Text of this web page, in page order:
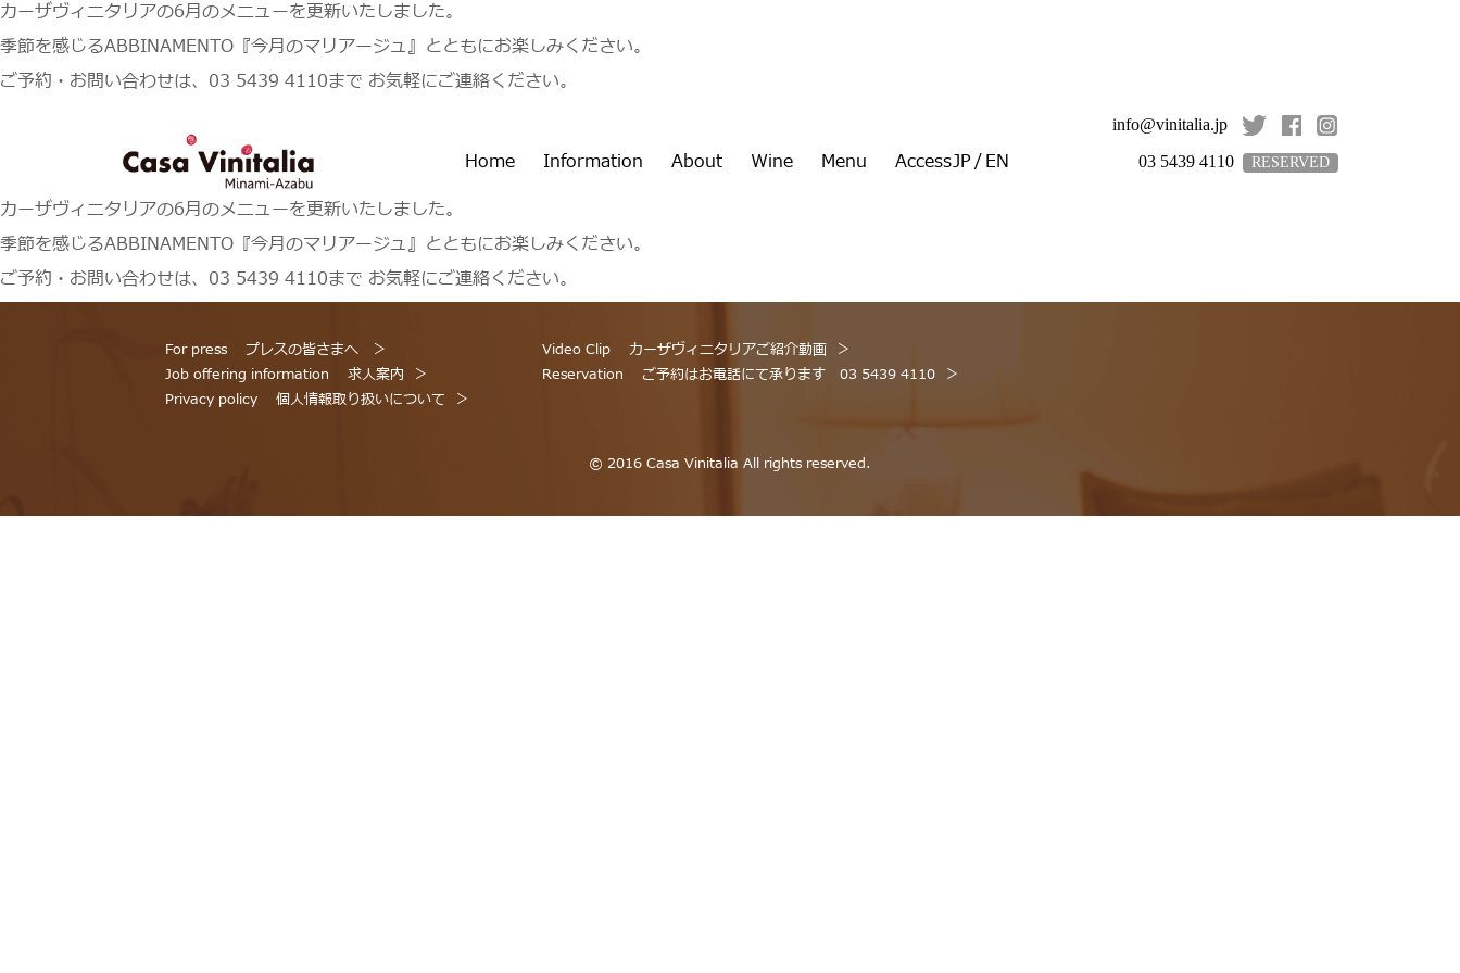
カーザヴィニタリアの6月のメニューを更新いたしました。
季節を感じるABBINAMENTO『今月のマリアージュ』とともにお楽しみください。
ご予約・お問い合わせは、03 5439 4110まで お気軽にご連絡ください。
info@vinitalia.jp
03 5439 4110
RESERVED
EN
/
JP
Home Information About Wine Menu
Access
カーザヴィニタリアの6月のメニューを更新いたしました。
季節を感じるABBINAMENTO『今月のマリアージュ』とともにお楽しみください。
ご予約・お問い合わせは、03 5439 4110まで お気軽にご連絡ください。
For press
プレスの皆さまへ
Job offering information
求人案内
Privacy policy
個人情報取り扱いについて
Video Clip
カーザヴィニタリアご紹介動画
Reservation
ご予約はお電話にて承ります 03 5439 4110
© 2016 Casa Vinitalia All rights reserved.